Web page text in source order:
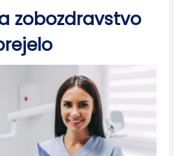
zobozdravstvo